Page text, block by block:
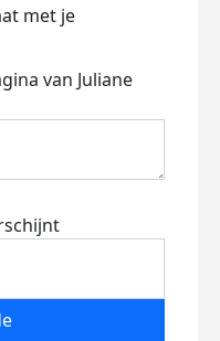
met je
van Juliane